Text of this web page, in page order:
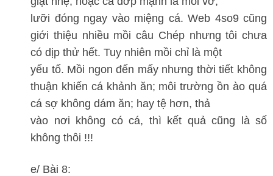
lưỡi đóng ngay vào miệng cá. Web 4so9 cũng
giới thiệu nhiều mồi câu Chép nhưng tôi chưa
có dịp thử hết. Tuy nhiên mồi chỉ là một
yếu tố. Mồi ngon đến mấy nhưng thời tiết không
thuận khiến cá khảnh ăn; môi trường ồn ào quá
cá sợ không dám ăn; hay tệ hơn, thả
vào nơi không có cá, thì kết quả cũng là số
không thôi !!!
e/ Bài 8: